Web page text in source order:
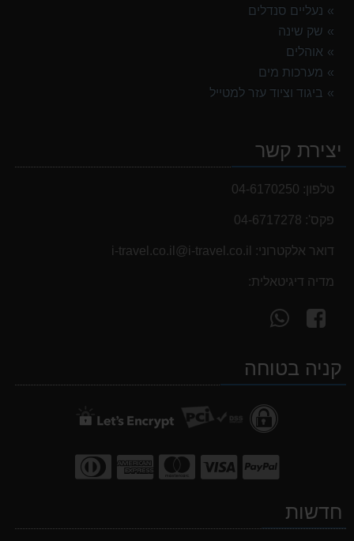
499.00 ₪
אוהל משפחתי ל 8 GURO Panorama 8P v2
נעליים סנדלים
שק שינה
אוהלים
מערכות מים
ביגוד וציוד עזר למטייל
יצירת קשר
טלפון: 04-6170250
פקס': 04-6717278
דואר אלקטרוני: i-travel.co.il@i-travel.co.il
מדיה דיגיטאלית:
עקוב
אחרינו
facebook
WhatsAppקניה בטוחה
חדשות